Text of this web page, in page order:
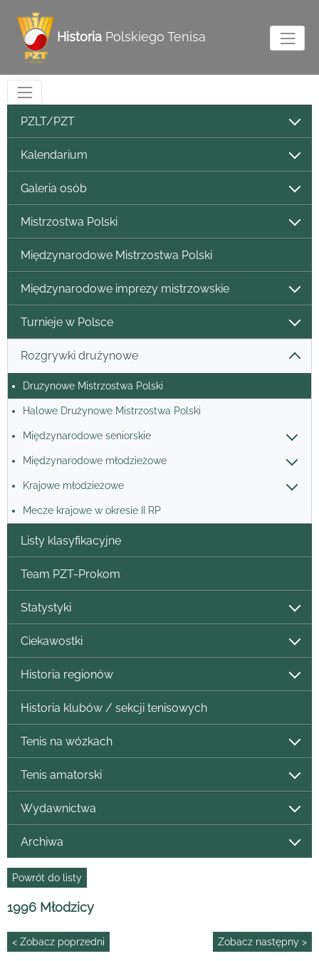
Historia Polskiego Tenisa
PZLT/PZT
Kalendarium
Galeria osób
Mistrzostwa Polski
Międzynarodowe Mistrzostwa Polski
Międzynarodowe imprezy mistrzowskie
Turnieje w Polsce
Rozgrywki drużynowe
Drużynowe Mistrzostwa Polski
Halowe Drużynowe Mistrzostwa Polski
Międzynarodowe seniorskie
Międzynarodowe młodzieżowe
Krajowe młodzieżowe
Mecze krajowe w okresie II RP
Listy klasyfikacyjne
Team PZT-Prokom
Statystyki
Ciekawostki
Historia regionów
Historia klubów / sekcji tenisowych
Tenis na wózkach
Tenis amatorski
Wydawnictwa
Archiwa
Powrót do listy
1996 Młodzicy
< Zobacz poprzedni Zobacz następny >